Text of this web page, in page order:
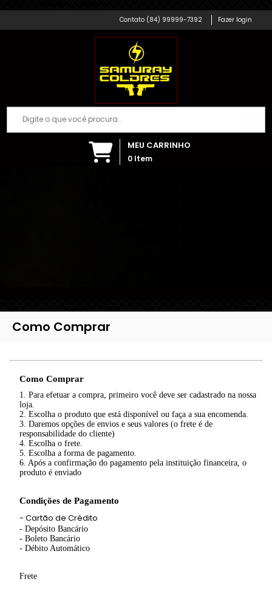
(84) 99999-7392
Fazer login
MEU CARRINHO
0 Item
Como Comprar
Como Comprar
1. Para efetuar a compra, primeiro você deve ser cadastrado na nossa
loja.
2. Escolha o produto que está disponível ou faça a sua encomenda.
3. Daremos opções de envios e seus valores (o frete é de
responsabilidade do cliente)
4. Escolha o frete.
5. Escolha a forma de pagamento.
6. Após a confirmação do pagamento pela instituição financeira, o
produto é enviado
Condições de Pagamento
- Cartão de Crédito
- Depósito Bancário
- Boleto Bancário
- Débito Automático
Frete